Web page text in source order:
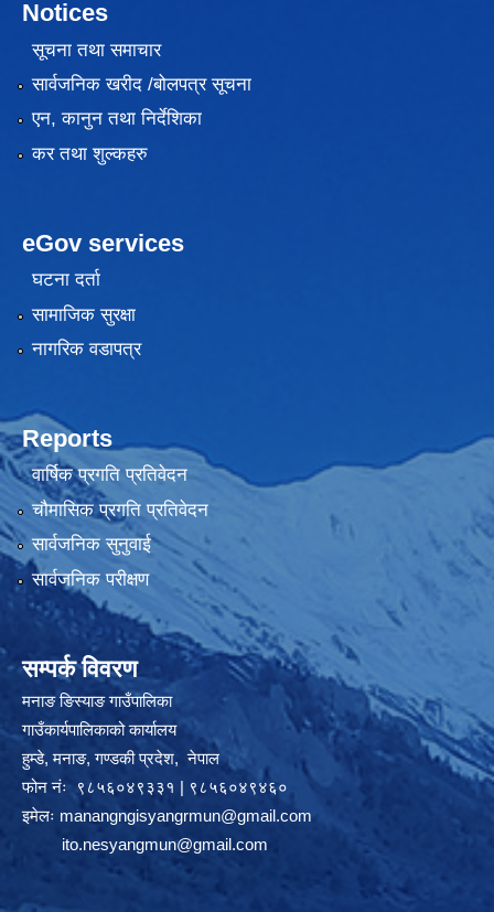
Notices
सूचना तथा समाचार
सार्वजनिक खरीद /बोलपत्र सूचना
एन, कानुन तथा निर्देशिका
कर तथा शुल्कहरु
eGov services
घटना दर्ता
सामाजिक सुरक्षा
नागरिक वडापत्र
Reports
वार्षिक प्रगति प्रतिवेदन
चौमासिक प्रगति प्रतिवेदन
सार्वजनिक सुनुवाई
सार्वजनिक परीक्षण
सम्पर्क विवरण
मनाङ ङिस्याङ गाउँपालिका
गाउँकार्यपालिकाको कार्यालय
हुम्डे, मनाङ, गण्डकी प्रदेश, ‍ नेपाल
फोन नंः ९८५६०४९३३१ | ९८५६०४९४६०
इमेलः manangngisyangrmun@gmail.com
ito.nesyangmun@gmail.com